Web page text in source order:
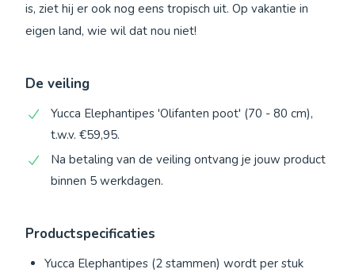
is, ziet hij er ook nog eens tropisch uit. Op vakantie in
eigen land, wie wil dat nou niet!
De veiling
Yucca Elephantipes 'Olifanten poot' (70 - 80 cm),
t.w.v. €59,95.
Na betaling van de veiling ontvang je jouw product
binnen 5 werkdagen.
Productspecificaties
Yucca Elephantipes (2 stammen) wordt per stuk